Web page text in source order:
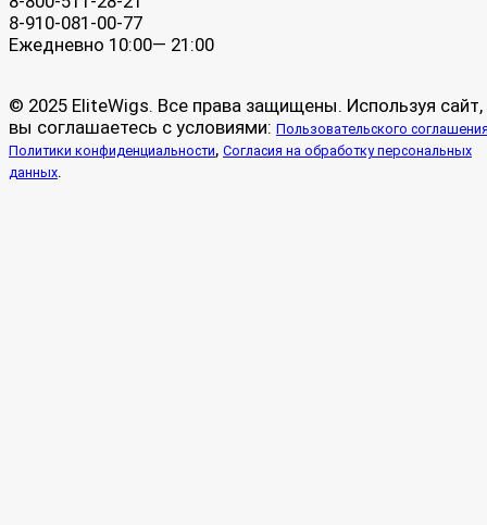
8-910-081-00-77
Ежедневно 10:00— 21:00
© 2025 EliteWigs. Все права защищены. Используя сайт,
вы соглашаетесь с условиями: Пользовательского
Политики конфиденциальности, Согласия на обработку персональных
данных.